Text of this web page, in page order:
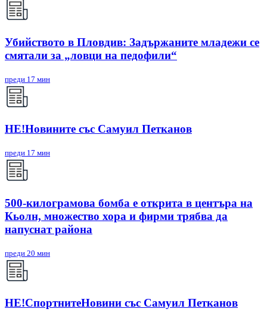
Убийството в Пловдив: Задържаните младежи се
смятали за „ловци на педофили“
преди 17 мин
НЕ!Новините със Самуил Петканов
преди 17 мин
500-килограмова бомба е открита в центъра на
Кьолн, множество хора и фирми трябва да
напуснат района
преди 20 мин
НЕ!СпортнитеНовини със Самуил Петканов